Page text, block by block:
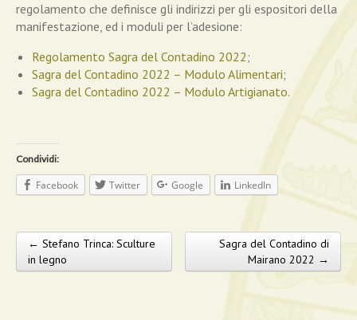
regolamento che definisce gli indirizzi per gli espositori della
manifestazione, ed i moduli per l’adesione:
Regolamento Sagra del Contadino 2022;
Sagra del Contadino 2022 – Modulo Alimentari;
Sagra del Contadino 2022 – Modulo Artigianato.
Condividi:
Facebook Twitter Google LinkedIn
Post navigation
← Stefano Trinca: Sculture
in legno
Sagra del Contadino di
Mairano 2022 →